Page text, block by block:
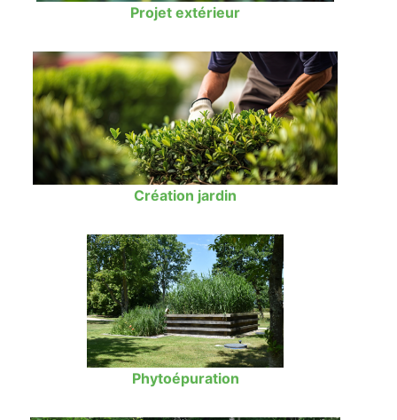
Projet extérieur
Création jardin
Phytoépuration